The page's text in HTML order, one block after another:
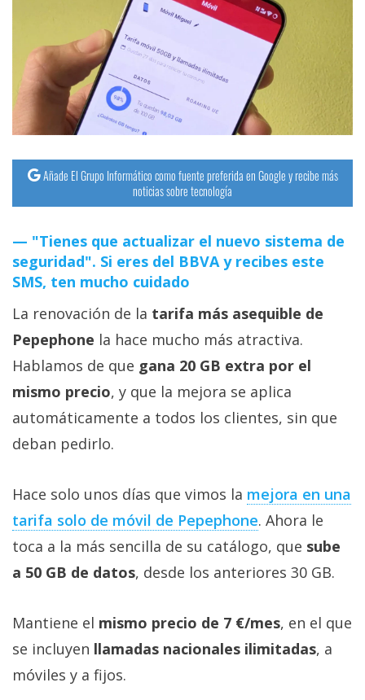
Añade El Grupo Informático como fuente preferida en Google y recibe más
noticias sobre tecnología
"Tienes que actualizar el nuevo sistema de
seguridad". Si eres del BBVA y recibes este
SMS, ten mucho cuidado
La renovación de la tarifa más asequible de
Pepephone la hace mucho más atractiva.
Hablamos de que gana 20 GB extra por el
mismo precio, y que la mejora se aplica
automáticamente a todos los clientes, sin que
deban pedirlo.
Hace solo unos días que vimos la mejora en una
tarifa solo de móvil de Pepephone‎. Ahora le
toca a la más sencilla de su catálogo, que sube
a 50 GB de datos, desde los anteriores 30 GB.
Mantiene el mismo precio de 7 €/mes, en el que
se incluyen llamadas nacionales ilimitadas, a
móviles y a fijos.